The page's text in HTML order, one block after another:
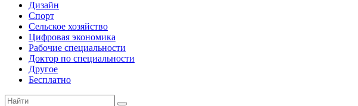
Дизайн
Спорт
Сельское хозяйство
Цифровая экономика
Рабочие специальности
Доктор по специальности
Другое
Бесплатно